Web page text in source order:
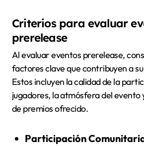
Criterios para evaluar
prerelease
Al evaluar eventos prerelease,
factores clave que contribuyen a
Estos incluyen la calidad de la
jugadores, la atmósfera del evento
de premios ofrecido.
Participación